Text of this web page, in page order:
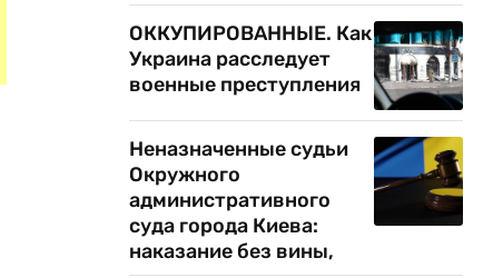
ОККУПИРОВАННЫЕ. Как
Украина расследует
военные преступления
Неназначенные судьи
Окружного
административного
суда города Киева:
наказание без вины,